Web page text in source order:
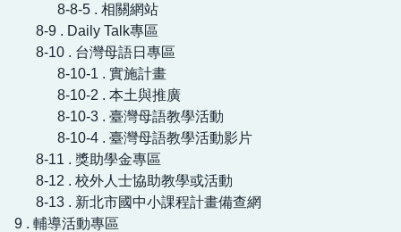
8-8-5 . 相關網站
8-9 . Daily Talk專區
8-10 . 台灣母語日專區
8-10-1 . 實施計畫
8-10-2 . 本土與推廣
8-10-3 . 臺灣母語教學活動
8-10-4 . 臺灣母語教學活動影片
8-11 . 獎助學金專區
8-12 . 校外人士協助教學或活動
8-13 . 新北市國中小課程計畫備查網
9 . 輔導活動專區